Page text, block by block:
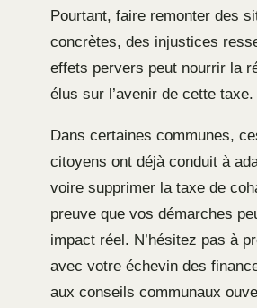
Pourtant, faire remonter des
concrètes, des injustices
effets pervers peut nourrir la
élus sur l’avenir de cette taxe.
Dans certaines communes,
citoyens ont déjà conduit à
voire supprimer la taxe de
preuve que vos démarches
impact réel. N’hésitez pas à
avec votre échevin des
aux conseils communaux